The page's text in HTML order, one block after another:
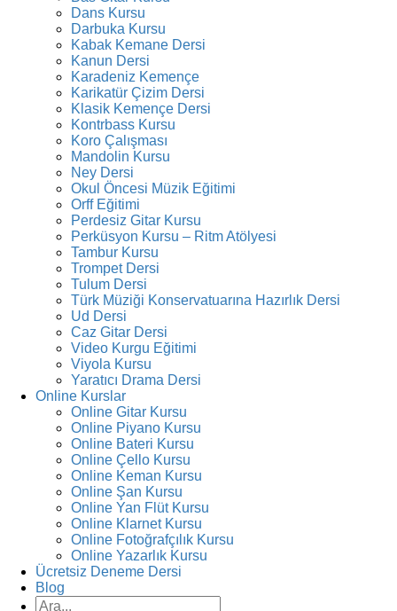
Dans Kursu
Darbuka Kursu
Kabak Kemane Dersi
Kanun Dersi
Karadeniz Kemençe
Karikatür Çizim Dersi
Klasik Kemençe Dersi
Kontrbass Kursu
Koro Çalışması
Mandolin Kursu
Ney Dersi
Okul Öncesi Müzik Eğitimi
Orff Eğitimi
Perdesiz Gitar Kursu
Perküsyon Kursu – Ritm Atölyesi
Tambur Kursu
Trompet Dersi
Tulum Dersi
Türk Müziği Konservatuarına Hazırlık Dersi
Ud Dersi
Caz Gitar Dersi
Video Kurgu Eğitimi
Viyola Kursu
Yaratıcı Drama Dersi
Online Kurslar
Online Gitar Kursu
Online Piyano Kursu
Online Bateri Kursu
Online Çello Kursu
Online Keman Kursu
Online Şan Kursu
Online Yan Flüt Kursu
Online Klarnet Kursu
Online Fotoğrafçılık Kursu
Online Yazarlık Kursu
Ücretsiz Deneme Dersi
Blog
Ara: